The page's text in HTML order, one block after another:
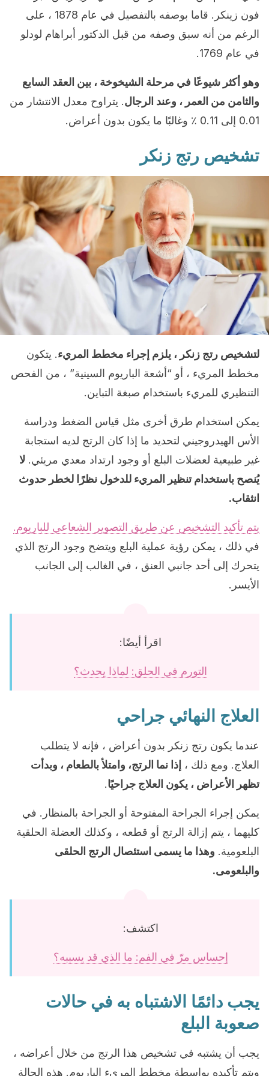
فون زينكر. قاما بوصفه بالتفصيل في عام 1878 ، على
الرغم من أنه سبق وصفه من قبل الدكتور أبراهام لودلو
في عام 1769.
وهو أكثر شيوعًا في مرحلة الشيخوخة ، بين العقد السابع
والثامن من العمر ، وعند الرجال. يتراوح معدل الانتشار من
0.01 إلى 0.11 ٪ وغالبًا ما يكون بدون أعراض.
تشخيص رتج زنكر
لتشخيص رتج زنكر ، يلزم إجراء مخطط المريء. يتكون
مخطط المريء ، أو “أشعة الباريوم السينية” ، من الفحص
التنظيري للمريء باستخدام صبغة التباين.
يمكن استخدام طرق أخرى مثل قياس الضغط ودراسة
الأس الهيدروجيني لتحديد ما إذا كان الرتج لديه استجابة
غير طبيعية لعضلات البلع أو وجود ارتداد معدي مريئي. لا
يُنصح باستخدام تنظير المريء للدخول نظرًا لخطر حدوث
انثقاب.
يتم تأكيد التشخيص عن طريق التصوير الشعاعي للباريوم.
في ذلك ، يمكن رؤية عملية البلع ويتضح وجود الرتج الذي
يتحرك إلى أحد جانبي العنق ، في الغالب إلى الجانب
الأيسر.
اقرأ أيضًا:
التورم في الحلق: لماذا يحدث؟
العلاج النهائي جراحي
عندما يكون رتج زنكر بدون أعراض ، فإنه لا يتطلب
العلاج. ومع ذلك ، إذا نما الرتج، وامتلأ بالطعام ، وبدأت
تظهر الأعراض ، يكون العلاج جراحيًا.
يمكن إجراء الجراحة المفتوحة أو الجراحة بالمنظار. في
كليهما ، يتم إزالة الرتج أو قطعه ، وكذلك العضلة الحلقية
البلعومية. وهذا ما يسمى استئصال الرتج الحلقى
والبلعومى.
اكتشف:
إحساس مرّ في الفم: ما الذي قد يسببه؟
يجب دائمًا الاشتباه به في حالات
صعوبة البلع
يجب أن يشتبه في تشخيص هذا الرتج من خلال أعراضه ،
ويتم تأكيده بواسطة مخطط المريء الباريوم. هذه الحالة